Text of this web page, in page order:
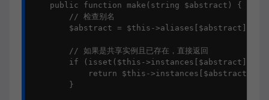
    public function make(string $abstract) {
        // 检查别名
$abstract = $this->aliases[$abstract] ??
        // 如果是共享实例且已存在，直接返回
        if (isset($this->instances[$abstract])) {
            return $this->instances[$abstract];
        }